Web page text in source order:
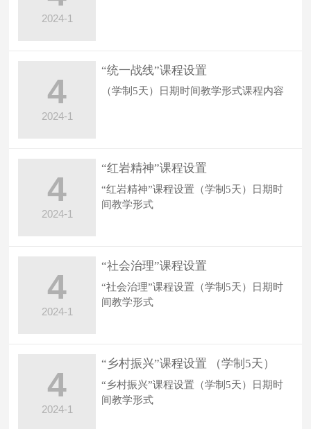
2024-1
4
2024-1
“统一战线”课程设置
（学制5天）日期时间教学形式课程内容
4
2024-1
“红岩精神”课程设置
“红岩精神”课程设置（学制5天）日期时
间教学形式
4
2024-1
“社会治理”课程设置
“社会治理”课程设置（学制5天）日期时
间教学形式
4
2024-1
“乡村振兴”课程设置 （学制5天）
“乡村振兴”课程设置（学制5天）日期时
间教学形式